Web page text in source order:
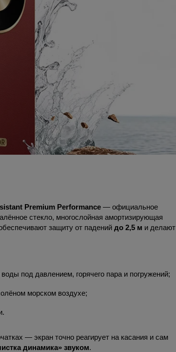
Premium Performance — официальное
стекло, многослойная амортизирующая
защиту от падений до 2,5 м и делают
под давлением, горячего пара и погружений;
морском воздухе;
— экран точно реагирует на касания и сам
динамика» звуком.